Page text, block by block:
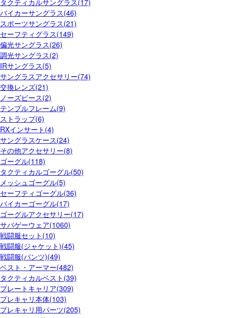
バイカーサングラス(46)
スポーツサングラス(21)
セーフティグラス(149)
偏光サングラス(26)
調光サングラス(2)
IRサングラス(5)
サングラスアクセサリー(74)
交換レンズ(21)
ノーズピース(2)
テンプルフレーム(9)
ストラップ(6)
RXインサート(4)
サングラスケース(24)
その他アクセサリー(8)
ゴーグル(118)
タクティカルゴーグル(50)
メッシュゴーグル(5)
セーフティゴーグル(36)
バイカーゴーグル(17)
ゴーグルアクセサリー(17)
サバゲーウェア(1060)
戦闘服セット(10)
戦闘服(ジャケット)(45)
戦闘服(パンツ)(49)
ベスト・アーマー(482)
タクティカルベスト(39)
プレートキャリア(309)
プレキャリ本体(103)
プレキャリ用パーツ(205)